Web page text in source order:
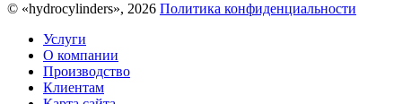
© «hydrocylinders», 2026 Политика конфиденциальности
Услуги
О компании
Производство
Клиентам